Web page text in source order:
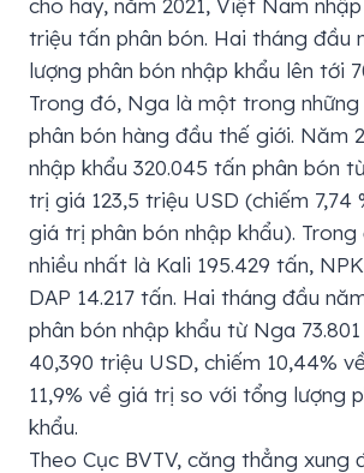
cho hay, năm 2021, Việt Nam
triệu tấn phân bón. Hai tháng đầu
lượng phân bón nhập khẩu lên tới
Trong đó, Nga là một trong những
phân bón hàng đầu thế giới. Năm
nhập khẩu 320.045 tấn phân bón
trị giá 123,5 triệu USD (chiếm 7,74
giá trị phân bón nhập khẩu). Trong
nhiều nhất là Kali 195.429 tấn,
DAP 14.217 tấn. Hai tháng đầu
phân bón nhập khẩu từ Nga
40,390 triệu USD, chiếm 10,44%
11,9% về giá trị so với tổng lượng
khẩu.
Theo Cục BVTV, căng thẳng